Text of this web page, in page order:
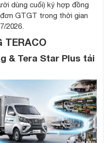
dùng cuối) ký hợp đồng
GTGT trong thời gian
2026.
TERACO
& Tera Star Plus tải